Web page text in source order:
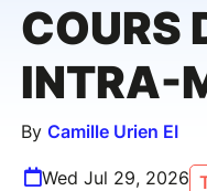
COURS
INTRA-
By Camille Urien EI
Wed Jul 29, 2026